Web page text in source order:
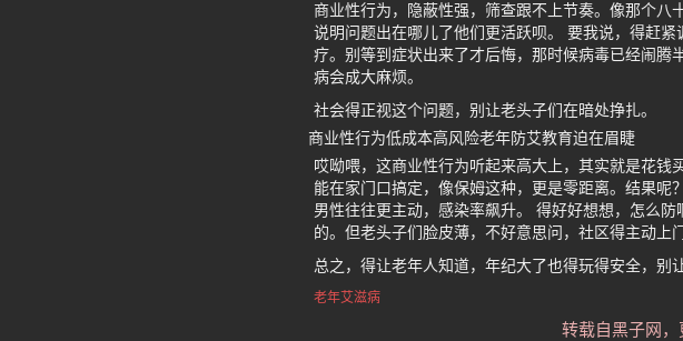
商业性行为，隐蔽性强，筛查跟不上节奏。像那个八
说明问题出在哪儿了他们更活跃呗。 要我说，得赶
疗。别等到症状出来了才后悔，那时候病毒已经闹
病会成大麻烦。
社会得正视这个问题，别让老头子们在暗处挣扎。
商业性行为低成本高风险老年防艾教育迫在眉睫
哎呦喂，这商业性行为听起来高大上，其实就是花
能在家门口搞定，像保姆这种，更是零距离。结果
男性往往更主动，感染率飙升。 得好好想想，怎么
的。但老头子们脸皮薄，不好意思问，社区得主动上
总之，得让老年人知道，年纪大了也得玩得安全，别
老年艾滋病
转载自黑子网